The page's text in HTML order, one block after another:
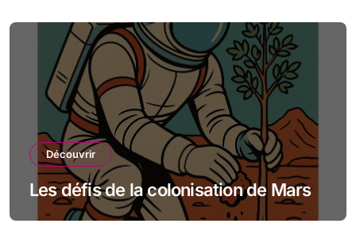
Découvrir
Les défis de la colonisation de Mars